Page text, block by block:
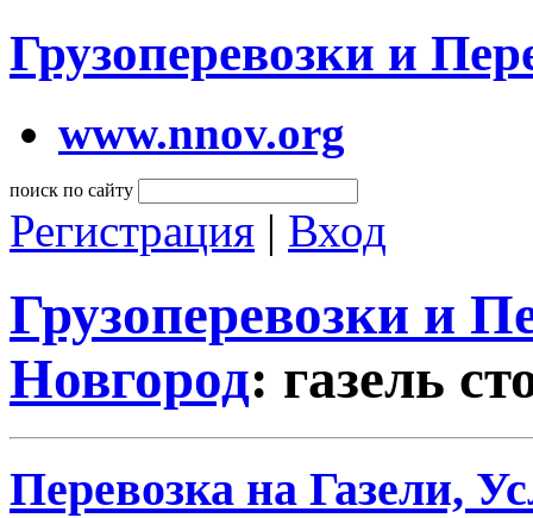
Грузоперевозки и
www.nnov.org
поиск по сайту
Регистрация | Вход
Грузоперевозки и
Новгород: газель
Перевозка на Газели,